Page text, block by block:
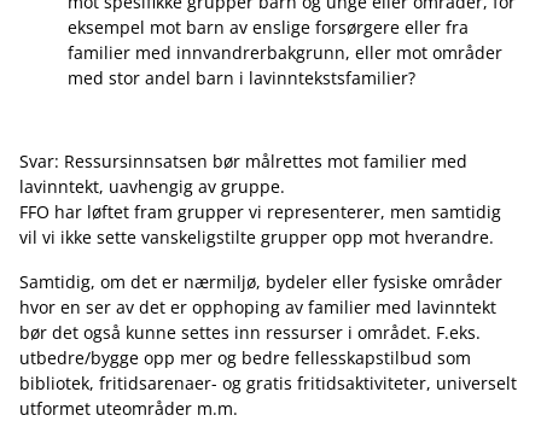
eksempel mot barn av enslige forsørgere eller fra
familier med innvandrerbakgrunn, eller mot områder
med stor andel barn i lavinntekstsfamilier?
Svar: Ressursinnsatsen bør målrettes mot familier med
lavinntekt, uavhengig av gruppe.
FFO har løftet fram grupper vi representerer, men samtidig
vil vi ikke sette vanskeligstilte grupper opp mot hverandre.
Samtidig, om det er nærmiljø, bydeler eller fysiske områder
hvor en ser av det er opphoping av familier med lavinntekt
bør det også kunne settes inn ressurser i området. F.eks.
utbedre/bygge opp mer og bedre fellesskapstilbud som
bibliotek, fritidsarenaer- og gratis fritidsaktiviteter, universelt
utformet uteområder m.m.